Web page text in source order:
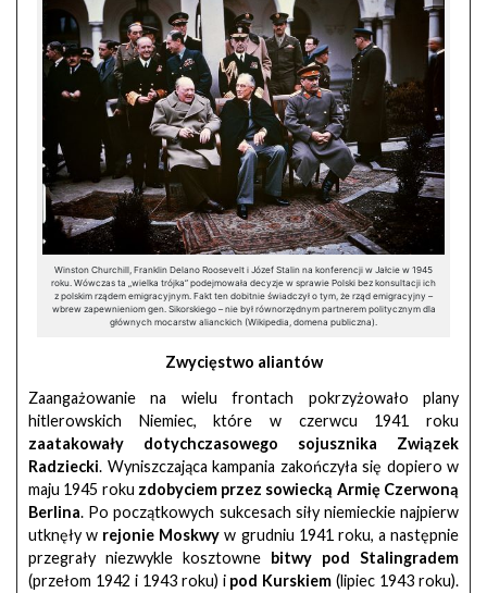
Winston Churchill, Franklin Delano Roosevelt i Józef Stalin na konferencji w Jałcie w 1945
roku. Wówczas ta „wielka trójka” podejmowała decyzje w sprawie Polski bez konsultacji ich
z polskim rządem emigracyjnym. Fakt ten dobitnie świadczył o tym, że rząd emigracyjny –
wbrew zapewnieniom gen. Sikorskiego – nie był równorzędnym partnerem politycznym dla
głównych mocarstw alianckich (Wikipedia, domena publiczna).
Zwycięstwo aliantów
Zaangażowanie na wielu frontach pokrzyżowało plany
hitlerowskich Niemiec, które w czerwcu 1941 roku
zaatakowały dotychczasowego sojusznika Związek
Radziecki. Wyniszczająca kampania zakończyła się dopiero w
maju 1945 roku zdobyciem przez sowiecką Armię Czerwoną
Berlina. Po początkowych sukcesach siły niemieckie najpierw
utknęły w rejonie Moskwy w grudniu 1941 roku, a następnie
przegrały niezwykle kosztowne bitwy pod Stalingradem
(przełom 1942 i 1943 roku) i pod Kurskiem (lipiec 1943 roku).